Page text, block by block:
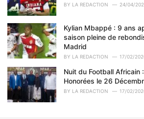
BY LA REDACTION 24/04/
Kylian Mbappé : 9 ans
saison pleine de
Madrid
BY LA REDACTION 17/02/
Nuit du Football Africain
Honorées le 26
BY LA REDACTION 17/02/